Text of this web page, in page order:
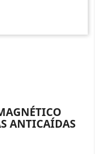
ANTICAÍDAS